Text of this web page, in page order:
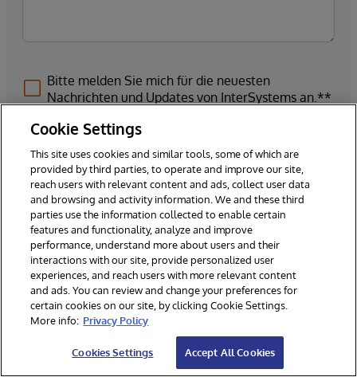
Bitte melden Sie mich für die neuesten
Nachrichten und Updates von InterSystems an.**
Absenden
*Erforderliche Felder
** Durch die Auswahl von "Ja" erklären Sie sich damit
einverstanden, dass wir Sie für Neuigkeiten, Updates und
andere Marketingzwecke in Bezug auf bestehende und
zukünftige Produkte und Veranstaltungen von InterSystems
kontaktieren. Darüber hinaus erklären Sie sich damit
einverstanden, dass Ihre geschäftlichen
Kontaktinformationen in unsere CRM-Lösung eingegeben
Cookie Settings
This site uses cookies and similar tools, some of which are
provided by third parties, to operate and improve our site,
reach users with relevant content and ads, collect user data
and browsing and activity information. We and these third
parties use the information collected to enable certain
features and functionality, analyze and improve
performance, understand more about users and their
interactions with our site, provide personalized user
experiences, and reach users with more relevant content
and ads. You can review and change your preferences for
certain cookies on our site, by clicking Cookie Settings.
More info: Privacy Policy
Cookies Settings Accept All Cookies